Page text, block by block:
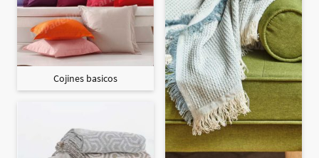
Cojines basicos